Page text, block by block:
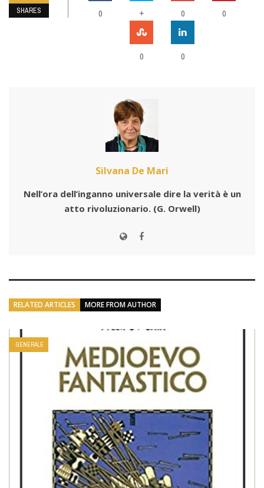
SHARES 0 + 0 0
0 0
Silvana De Mari
Nell’ora dell’inganno universale dire la verità è un
atto rivoluzionario. (G. Orwell)
RELATED ARTICLES MORE FROM AUTHOR
GENERALE